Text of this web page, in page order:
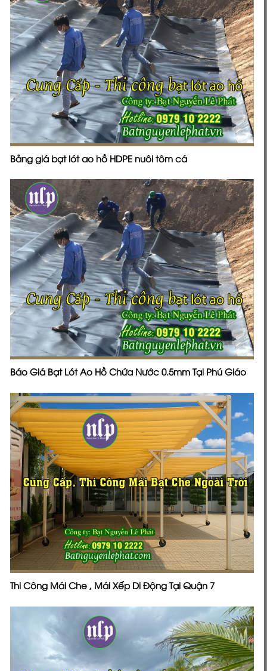
Bảng giá bạt lót ao hồ HDPE nuôi tôm cá
Báo Giá Bạt Lót Ao Hồ Chứa Nước 0.5mm Tại Phú Giáo
Thi Công Mái Che , Mái Xếp Di Động Tại Quận 7